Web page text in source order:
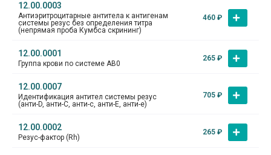
12.00.0003
Антиэритроцитарные антитела к антигенам
системы резус без определения титра
(непрямая проба Кумбса скрининг)
460 ₽
12.00.0001
Группа крови по системе АВ0
265 ₽
12.00.0007
Идентификация антител системы резус
(анти-D, анти-C, анти-c, анти-E, анти-e)
705 ₽
12.00.0002
Резус-фактор (Rh)
265 ₽